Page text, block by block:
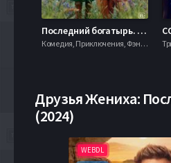
Последний богатырь. Колобок (2026)
Комедия, Приключения, Фэнтези,
Друзья Жениха:
(2024)
WEBDL